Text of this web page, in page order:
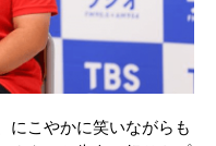
にこやかに笑いながらも